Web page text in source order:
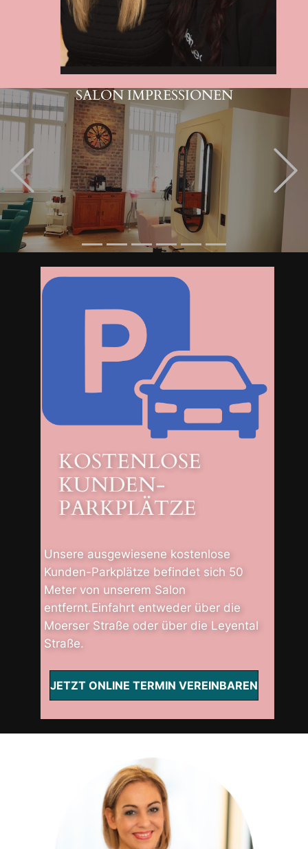
SALON IMPRESSIONEN
Previous
KOSTENLOSE
KUNDEN-
PARKPLÄTZE
Unsere ausgewiesene kostenlose
Kunden-Parkplätze befindet sich 50
Meter von unserem Salon
entfernt.Einfahrt entweder über die
Moerser Straße oder über die Leyental
Straße.
JETZT ONLINE TERMIN VEREINBAREN